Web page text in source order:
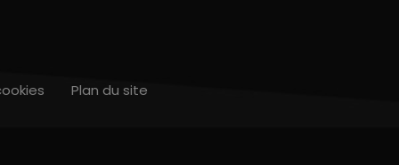
Plan du site